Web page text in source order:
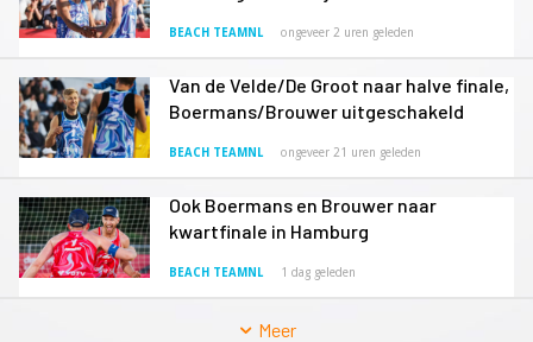
BEACH TEAMNL ongeveer 2 uren geleden
Van de Velde/De Groot naar halve finale,
Boermans/Brouwer uitgeschakeld
BEACH TEAMNL ongeveer 21 uren geleden
Ook Boermans en Brouwer naar
kwartfinale in Hamburg
BEACH TEAMNL 1 dag geleden
Meer